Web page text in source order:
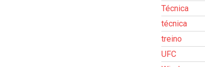
Técnica
técnica
treino
UFC